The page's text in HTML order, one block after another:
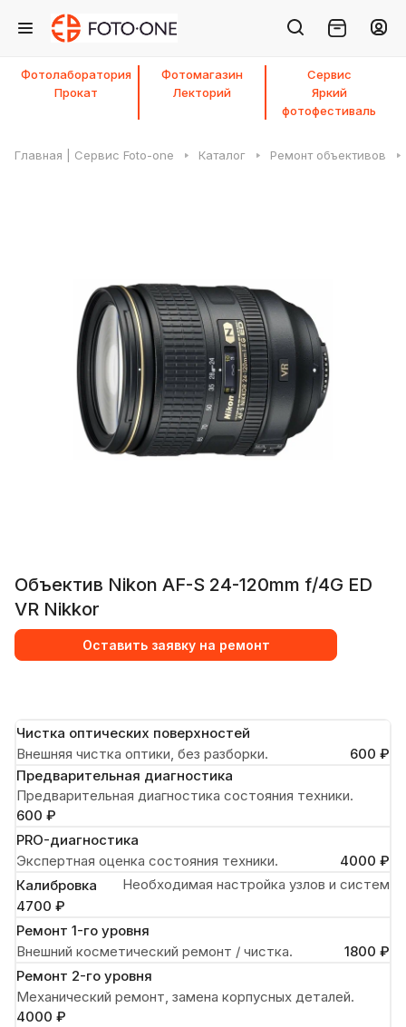
Фотолаборатория Фотомагазин
Сервис
Прокат
Лекторий
Яркий
фотофестиваль
Главная | Сервис Foto-one Каталог Ремонт объективов
Объектив Nikon AF-S 24-120mm f/4G ED
VR Nikkor
Оставить заявку на ремонт
Чистка оптических поверхностей
Внешняя чистка оптики, без разборки.
600 ₽
Предварительная диагностика
Предварительная диагностика состояния техники.
600 ₽
PRO-диагностика
Экспертная оценка состояния техники.
4000 ₽
Калибровка
Необходимая настройка узлов и систем
4700 ₽
Ремонт 1-го уровня
Внешний косметический ремонт / чистка.
1800 ₽
Ремонт 2-го уровня
Механический ремонт, замена корпусных деталей.
4000 ₽